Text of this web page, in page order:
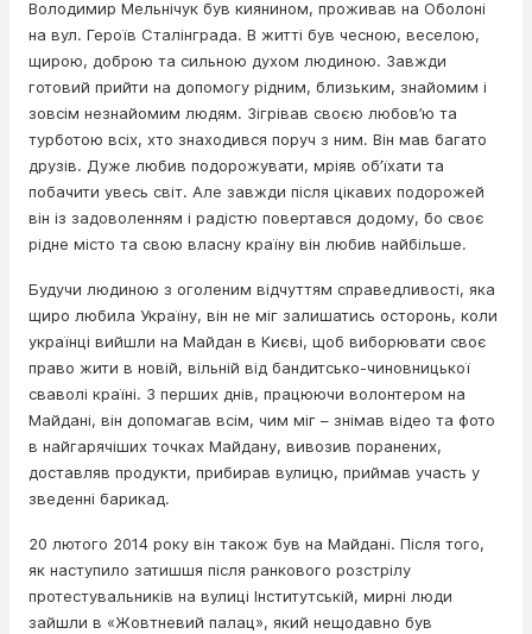
Володимир Мельнічук був киянином, проживав на Оболоні
на вул. Героїв Сталінграда. В житті був чесною, веселою,
щирою, доброю та сильною духом людиною. Завжди
готовий прийти на допомогу рідним, близьким, знайомим і
зовсім незнайомим людям. Зігрівав своєю любов’ю та
турботою всіх, хто знаходився поруч з ним. Він мав багато
друзів. Дуже любив подорожувати, мріяв об’їхати та
побачити увесь світ. Але завжди після цікавих подорожей
він із задоволенням і радістю повертався додому, бо своє
рідне місто та свою власну країну він любив найбільше.
Будучи людиною з оголеним відчуттям справедливості, яка
щиро любила Україну, він не міг залишатись осторонь, коли
українці вийшли на Майдан в Києві, щоб виборювати своє
право жити в новій, вільній від бандитсько-чиновницької
сваволі країні. З перших днів, працюючи волонтером на
Майдані, він допомагав всім, чим міг – знімав відео та фото
в найгарячіших точках Майдану, вивозив поранених,
доставляв продукти, прибирав вулицю, приймав участь у
зведенні барикад.
20 лютого 2014 року він також був на Майдані. Після того,
як наступило затишшя після ранкового розстрілу
протестувальників на вулиці Інститутській, мирні люди
зайшли в «Жовтневий палац», який нещодавно був